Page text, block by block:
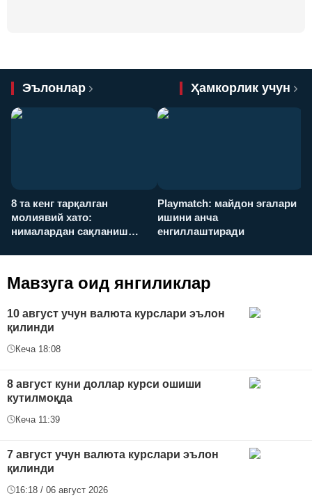
Эълонлар Ҳамкорлик учун
8 та кенг тарқалган
молиявий хато:
нималардан сақланиш
Playmatch: майдон эгалари
ишини анча
енгиллаштиради
Мавзуга оид янгиликлар
10 август учун валюта курслари эълон
қилинди
Кеча 18:08
8 август куни доллар курси ошиши
кутилмоқда
Кеча 11:39
7 август учун валюта курслари эълон
қилинди
16:18 / 06 август 2026